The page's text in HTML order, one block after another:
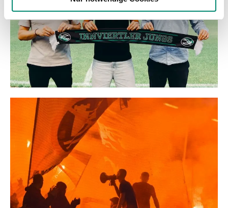
gesammelt haben.
Weitere Details, insbesondere zu Speicherdauer und
Empfänger entnehmen Sie unserer
Datenschutzerklärung